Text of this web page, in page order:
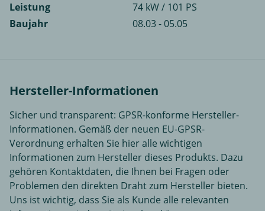
Leistung
74 kW / 101 PS
Baujahr
08.03 - 05.05
Hersteller-Informationen
Sicher und transparent: GPSR-konforme Hersteller-
Informationen. Gemäß der neuen EU-GPSR-
Verordnung erhalten Sie hier alle wichtigen
Informationen zum Hersteller dieses Produkts. Dazu
gehören Kontaktdaten, die Ihnen bei Fragen oder
Problemen den direkten Draht zum Hersteller bieten.
Uns ist wichtig, dass Sie als Kunde alle relevanten